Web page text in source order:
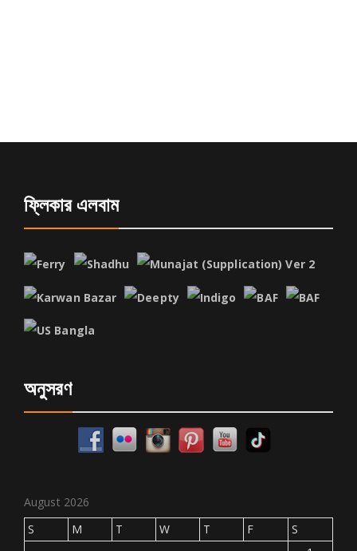
ফ্লিকার এলবাম
অনুসরণ
August 2026
S
M T W T F
S